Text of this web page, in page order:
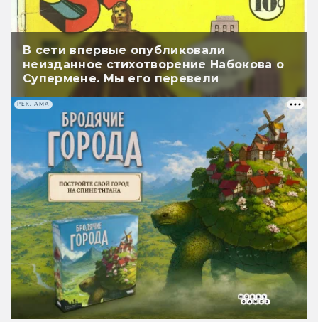
В сети впервые опубликовали
неизданное стихотворение Набокова о
Супермене. Мы его перевели
РЕКЛАМА